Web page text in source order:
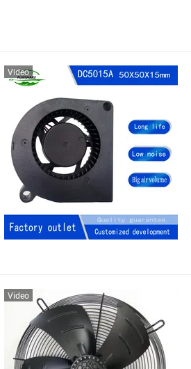
Video
Video